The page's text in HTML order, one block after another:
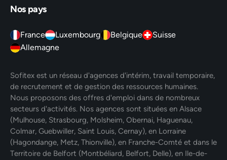
Nos pays
France Luxembourg Belgique
Suisse
Allemagne
Sofitex est un réseau d'agences d'intérim, travail temporaire,
de recrutement et de gestion des ressources humaines.
Nous proposons des offres d'emploi dans de nombreux
secteurs d'activités. Nos agences sont situées en Alsace
(Mulhouse, Strasbourg, Molsheim, Obernai, Haguenau,
Colmar, Guebwiller, Saint Louis, Cernay), en Lorraine
(Hagondange, Metz, Thionville), en Franche-Comté et dans le
Territoire de Belfort (Montbéliard, Belfort, Delle), en Ile-de-